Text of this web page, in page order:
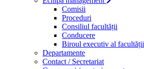
Comisii
Proceduri
Consiliul facultății
Conducere
Biroul executiv al facultății
Departamente
Contact / Secretariat